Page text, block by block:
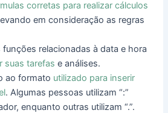
corretas para realizar cálculos
em consideração as regras
funções relacionadas à data e hora
suas tarefas e análises.
ao formato utilizado para inserir
. Algumas pessoas utilizam “:”
enquanto outras utilizam “.”.